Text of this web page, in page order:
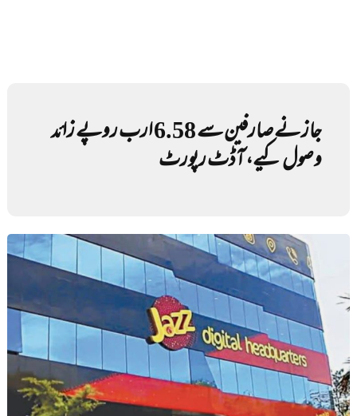
جاز نے صارفین سے 6.58 ارب روپے زائد
وصول کیے، آڈٹ رپورٹ